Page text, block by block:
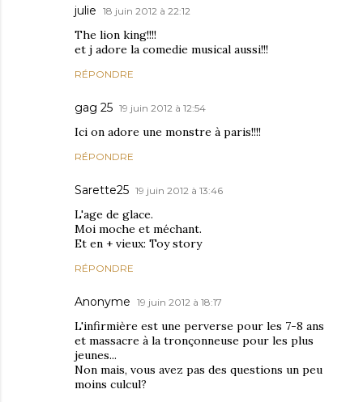
julie 18 juin 2012 à 22:12
The lion king!!!!
et j adore la comedie musical aussi!!!
RÉPONDRE
gag 25 19 juin 2012 à 12:54
Ici on adore une monstre à paris!!!!
RÉPONDRE
Sarette25 19 juin 2012 à 13:46
L'age de glace.
Moi moche et méchant.
Et en + vieux: Toy story
RÉPONDRE
Anonyme 19 juin 2012 à 18:17
L'infirmière est une perverse pour les 7-8 ans
et massacre à la tronçonneuse pour les plus
jeunes...
Non mais, vous avez pas des questions un peu
moins culcul?